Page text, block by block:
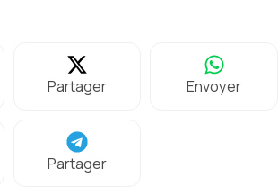
Partager Envoyer
Partager